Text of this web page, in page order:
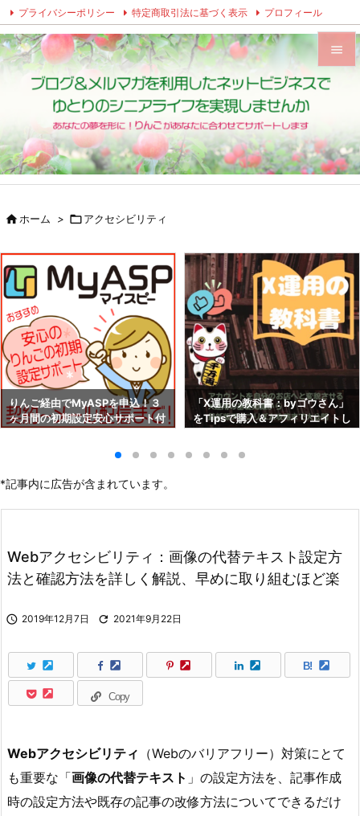


サイド

前へ

検索
プライバシーポリシー 特定商取引法に基づく表示 プロフィール
Twitter Facebook Instagram
ホーム > アクセシビリティ
りんご経由でMyASPを申込！３
ヶ月間の初期設定安心サポート付
「X運用の教科書：byゴウさん」
をTipsで購入＆アフィリエイトし
*記事内に広告が含まれています。
Webアクセシビリティ：画像の代替テキスト設定方
法と確認方法を詳しく解説、早めに取り組むほど楽
 2019年12月7日  2021年9月22日
B!
Copy
Webアクセシビリティ （Webのバリアフリー）対策にとて
も重要な「画像の代替テキスト 」の設定方法を、記事作成
時の設定方法や既存の記事の改修方法についてできるだけ